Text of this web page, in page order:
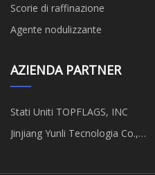
Scorie di raffinazione
Agente nodulizzante
AZIENDA PARTNER
Stati Uniti TOPFLAGS, INC
Jinjiang Yunli Tecnologia Co.,